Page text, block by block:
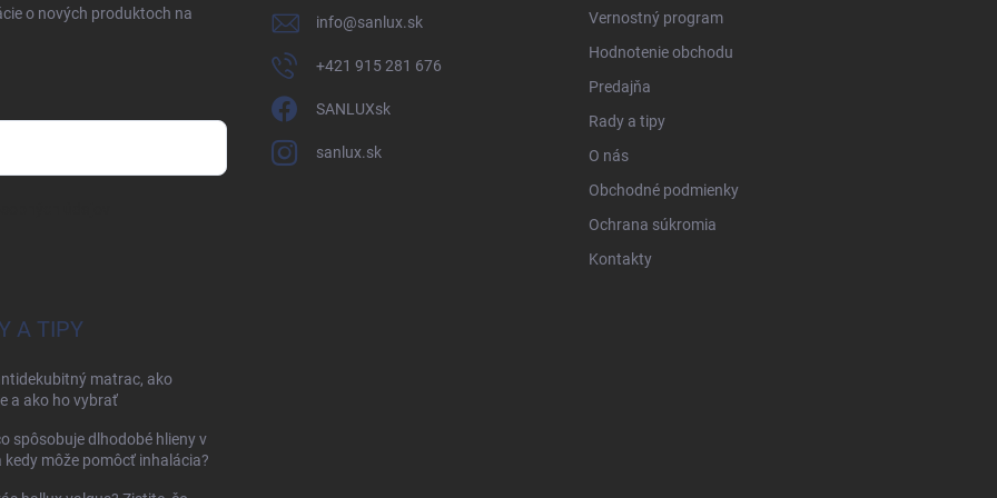
o nových produktoch na
info@sanlux.sk
+421 915 281 676
SANLUXsk
sanlux.sk
Vernostný program
Hodnotenie obchodu
Predajňa
Rady a tipy
O nás
Obchodné podmienky
Ochrana súkromia
Kontakty
A TIPY
matrac, ako
a ako ho vybrať
spôsobuje dlhodobé hlieny v
kedy môže pomôcť inhalácia?